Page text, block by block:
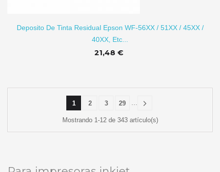
Deposito De Tinta Residual Epson WF-56XX / 51XX / 45XX /
40XX, Etc...
21,48 €
1 2 3 …
29
Mostrando 1-12 de 343 artículo(s)